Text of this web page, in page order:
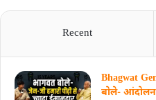
Recent
Bhagwat
बोले-